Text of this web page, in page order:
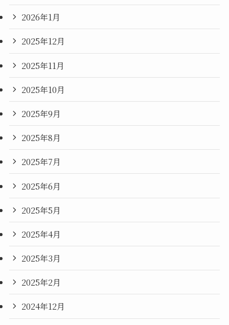
2026年1月
2025年12月
2025年11月
2025年10月
2025年9月
2025年8月
2025年7月
2025年6月
2025年5月
2025年4月
2025年3月
2025年2月
2024年12月